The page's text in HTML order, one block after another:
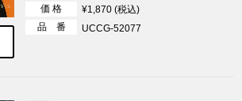
価 格
¥1,870 (税込)
品 番
UCCG-52077